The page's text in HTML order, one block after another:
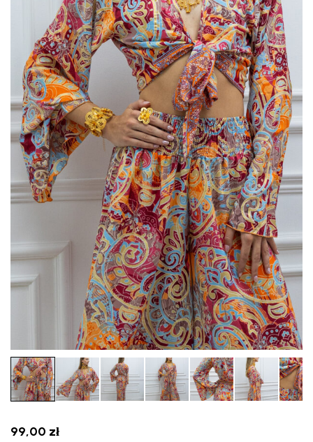
99,00 zł